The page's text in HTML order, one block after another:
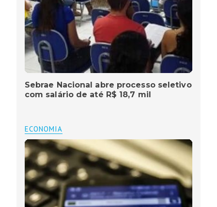
Sebrae Nacional abre processo seletivo
com salário de até R$ 18,7 mil
ECONOMIA